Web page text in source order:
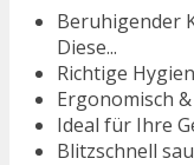
Beruhigender
Diese...
Richtige
Ergonomisch
Ideal für Ihre
Blitzschnell